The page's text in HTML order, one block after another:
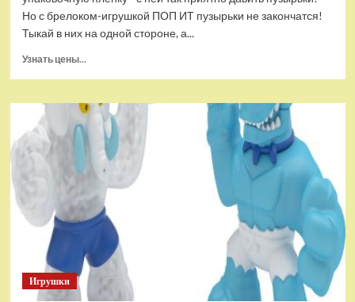
Но с брелоком-игрушкой ПОП ИТ пузырьки не закончатся!
Тыкай в них на одной стороне, а...
Узнать цены...
Брелок-
игрушка
POP
Квадрат
антистресс
(тактильная,
сенсорная)
Игрушки